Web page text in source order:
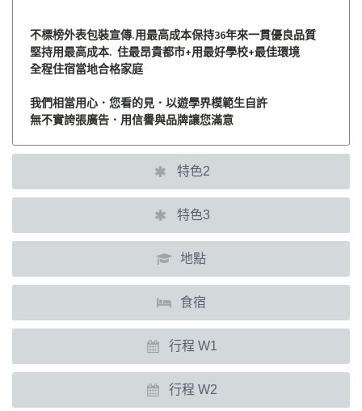
不標榜外表包裝宣傳.用最高成本保持36年來一貫優良品質
堅持用最高成本. 住最昂貴都市+用最好學校+最佳環境
全程住宿當地合格家庭
我們相當用心．您看的見．以遊學界模範生自許
無不實誇張廣告．用信譽與品牌讓您滿意
特色2
特色3
地點
食宿
行程 W1
行程 W2